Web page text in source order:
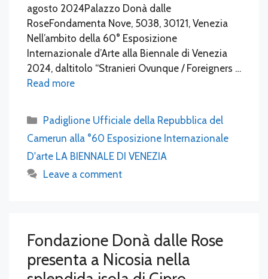
agosto 2024Palazzo Donà dalle
RoseFondamenta Nove, 5038, 30121, Venezia
Nell’ambito della 60° Esposizione
Internazionale d’Arte alla Biennale di Venezia
2024, daltitolo “Stranieri Ovunque / Foreigners …
Read more
Categories
Padiglione Ufficiale della Repubblica del
Camerun alla °60 Esposizione Internazionale
D'arte LA BIENNALE DI VENEZIA
Leave a comment
Fondazione Donà dalle Rose
presenta a Nicosia nella